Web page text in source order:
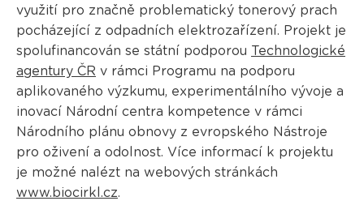
využití pro značně problematický tonerový prach
pocházející z odpadních elektrozařízení. Projekt je
spolufinancován se státní podporou Technologické
agentury ČR v rámci Programu na podporu
aplikovaného výzkumu, experimentálního vývoje a
inovací Národní centra kompetence v rámci
Národního plánu obnovy z evropského Nástroje
pro oživení a odolnost. Více informací k projektu
je možné nalézt na webových stránkách
www.biocirkl.cz.